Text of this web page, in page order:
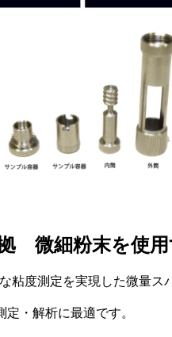
微細粉末を使
粘度測定を実現した微量ス
・解析に最適です。